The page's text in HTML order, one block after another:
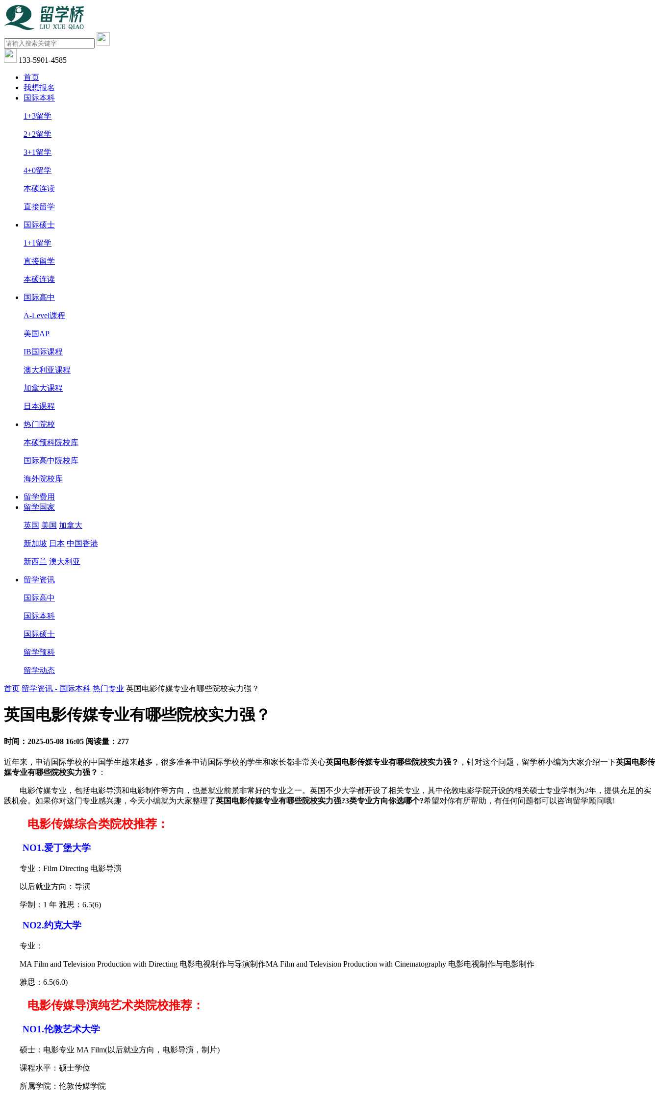
133-5901-4585
首页
我想报名
国际本科
1+3留学
2+2留学
3+1留学
4+0留学
本硕连读
直接留学
国际硕士
1+1留学
直接留学
本硕连读
国际高中
A-Level课程
美国AP
IB国际课程
澳大利亚课程
加拿大课程
日本课程
热门院校
本硕预科院校库
国际高中院校库
海外院校库
留学费用
留学国家
英国 美国 加拿大
新加坡 日本 中国香港
新西兰 澳大利亚
留学资讯
国际高中
国际本科
国际硕士
留学预科
留学动态
首页 留学资讯 - 国际本科 热门专业 英国电影传媒专业有哪些院校实力强？
英国电影传媒专业有哪些院校实力强？
时间：2025-05-08 16:05 阅读量：277
近年来，申请国际学校的中国学生越来越多，很多准备申请国际学校的学生和家长都非常关心英国电影传媒专业有哪些院校实力强？ ，针对这个问题，留学桥小编为大家介绍一下英国电影传
媒专业有哪些院校实力强？ ：
电影传媒专业，包括电影导演和电影制作等方向，也是就业前景非常好的专业之一。英国不少大学都开设了相关专业，其中伦敦电影学院开设的相关硕士专业学制为2年，提供充足的实
践机会。如果你对这门专业感兴趣，今天小编就为大家整理了英国电影传媒专业有哪些院校实力强?3类专业方向你选哪个?希望对你有所帮助，有任何问题都可以咨询留学顾问哦!
电影传媒综合类院校推荐：
NO1.爱丁堡大学
专业：Film Directing 电影导演
以后就业方向：导演
学制：1 年 雅思：6.5(6)
NO2.约克大学
专业：
MA Film and Television Production with Directing 电影电视制作与导演制作MA Film and Television Production with Cinematography 电影电视制作与电影制作
雅思：6.5(6.0)
电影传媒导演纯艺术类院校推荐：
NO1.伦敦艺术大学
硕士：电影专业 MA Film(以后就业方向，电影导演，制片)
课程水平：硕士学位
所属学院：伦敦传媒学院